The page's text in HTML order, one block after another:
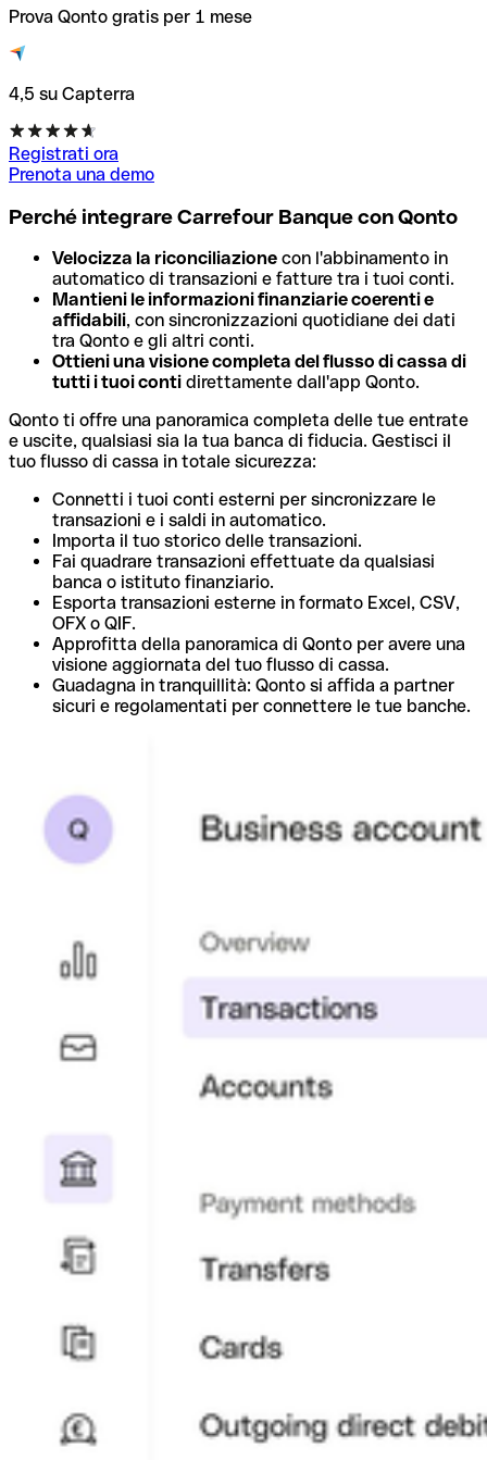
Prova Qonto gratis per 1 mese
4,5 su Capterra
Registrati ora
Prenota una demo
Perché integrare Carrefour Banque con Qonto
Velocizza la riconciliazione con l'abbinamento in
automatico di transazioni e fatture tra i tuoi conti.
Mantieni le informazioni finanziarie coerenti e
affidabili, con sincronizzazioni quotidiane dei dati
tra Qonto e gli altri conti.
Ottieni una visione completa del flusso di cassa di
tutti i tuoi conti direttamente dall'app Qonto.
Qonto ti offre una panoramica completa delle tue entrate
e uscite, qualsiasi sia la tua banca di fiducia. Gestisci il
tuo flusso di cassa in totale sicurezza:
Connetti i tuoi conti esterni per sincronizzare le
transazioni e i saldi in automatico.
Importa il tuo storico delle transazioni.
Fai quadrare transazioni effettuate da qualsiasi
banca o istituto finanziario.
Esporta transazioni esterne in formato Excel, CSV,
OFX o QIF.
Approfitta della panoramica di Qonto per avere una
visione aggiornata del tuo flusso di cassa.
Guadagna in tranquillità: Qonto si affida a partner
sicuri e regolamentati per connettere le tue banche.